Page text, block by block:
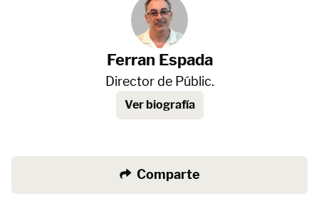
Ferran Espada
Director de Públic.
Ver biografía
Comparte